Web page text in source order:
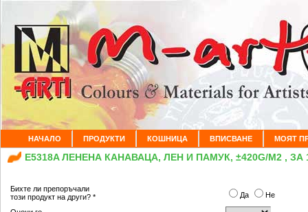
НАЧАЛО ПРОДУКТИ КОШНИЦА ВПИСВАНЕ МОЯТ
E5318A ЛЕНЕНА КАНАВАЦА, ЛЕН И ПАМУК, ±420G/M2 , ЗА
Бихте ли препоръчали
този продукт на други? *
Да Не